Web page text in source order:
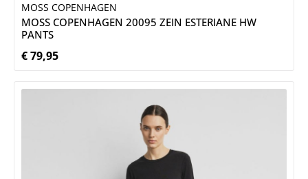
MOSS COPENHAGEN
MOSS COPENHAGEN 20095 ZEIN ESTERIANE HW
PANTS
Normale prijs:
€ 79,95